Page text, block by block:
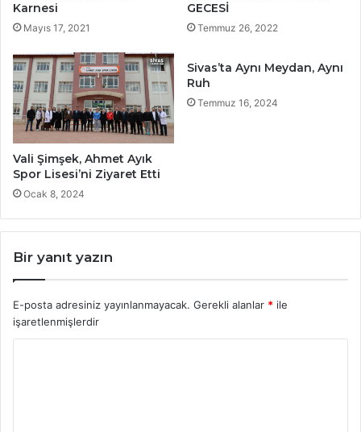
Karnesi
Mayıs 17, 2021
GECESİ
Temmuz 26, 2022
Vali Şimşek, Ahmet Ayık
Spor Lisesi’ni Ziyaret Etti
Ocak 8, 2024
Sivas’ta Aynı Meydan, Aynı
Ruh
Temmuz 16, 2024
Bir yanıt yazın
E-posta adresiniz yayınlanmayacak. Gerekli alanlar * ile
işaretlenmişlerdir